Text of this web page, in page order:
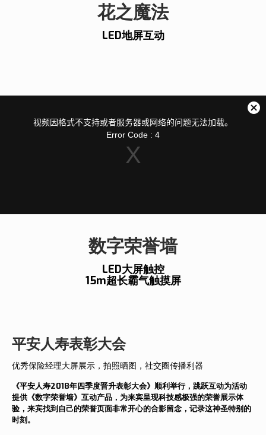
花之魔法
LED地屏互动
数字荣誉墙
LED大屏触控
15m超长霸气触摸屏
平安人寿表彰大会
优秀保险经理大屏展示，拍照晒图，社交圈传播利器
《平安人寿2018年四季度晋升表彰大会》顺利举行，跳跃互动为活动
提供《数字荣誉墙》互动产品，为来宾呈现科技感极强的荣誉展示体
验，来宾找到自己的荣誉页面非常开心的合影留念，记录这神圣特别的
时刻。